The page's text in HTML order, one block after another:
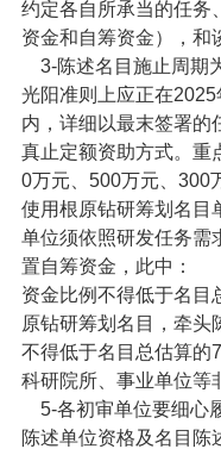
约定各自所承当的任务
资金和自筹资金），和
3-陈述名目施止周期
光阳准则上应正在
内，详细以最末签署的
真止定额资助方式。重
0万元、500万元、300
使用根原钻研筹划名目
单位须依照研发任务需
置自筹资金，此中：
资金比例不得低于名目
原钻研筹划名目，牵头
不得低于名目总估算的
科研院所、事业单位等
5-各初审单位要细心
陈述单位资格及名目陈